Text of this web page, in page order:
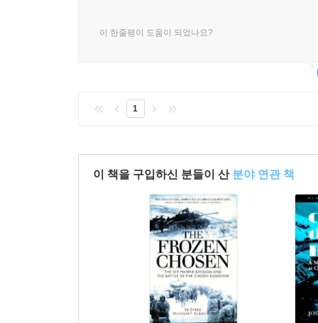
이 한줄평이 도움이 되었나요?
1
이 책을 구입하신 분들이 산 분야 연관 책